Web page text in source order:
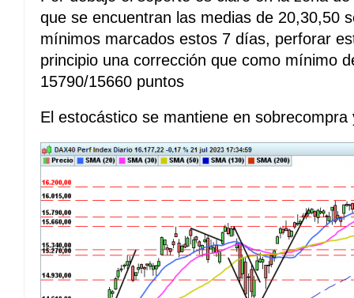
que se encuentran las medias de 20,30,50
mínimos marcados estos 7 días, perforar
principio una corrección que como mínimo
15790/15660 puntos
El estocástico se mantiene en sobrecompra